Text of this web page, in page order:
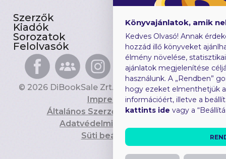
Szerzők
Kiadók
Sorozatok
Felolvasók
Gyerekkönyvek
Heti toplista
Ajándékutalvány
Blog
© 2026 DiBookSale Zrt. Minden jog fenntartva.
Impresszum
Általános Szerződési Feltételek
Adatvédelmi Tájékoztató
Süti beállítások
Könyvajánlatok, amik
Kedves Olvasó! Annak
hozzád illő könyveket
élmény növelése,
ajánlatok megjelenítése
használunk. A „Rendben”
hogy ezeket elmenthetjük
információért, illetve a
kattints ide vagy a